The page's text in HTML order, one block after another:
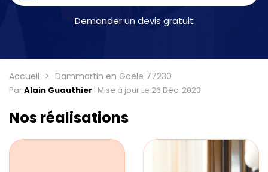
Demander un devis gratuit
Accueil Dammartin en Goële 77230
ParAlain Guauthier | Mise à jour Le 26 Déc. 2023
Nos réalisations